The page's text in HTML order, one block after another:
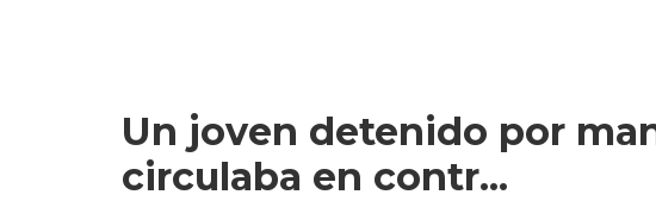
Un joven detenido por
circulaba en contr...